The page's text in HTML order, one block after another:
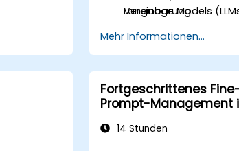
Language Models
Vereinbarung.
Mehr Informationen...
Fortgeschrittenes
Prompt-Management
14 Stunden